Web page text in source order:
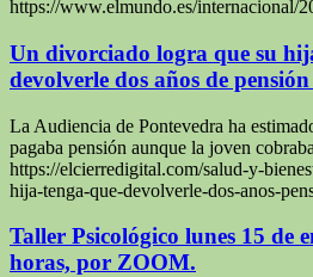
https://www.elmundo.es/internacional/
Un divorciado logra que su
devolverle dos años de
La Audiencia de Pontevedra ha
pagaba pensión aunque la joven
https://elcierredigital.com/salud-y-
hija-tenga-que-devolverle-dos-anos-
Taller Psicológico lunes 15 de
horas, por ZOOM.